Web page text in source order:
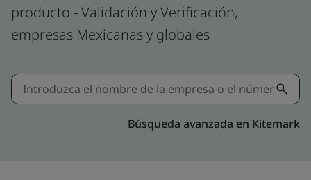
producto - Validación y Verificación,
empresas Mexicanas y globales
Búsqueda avanzada en Kitemark